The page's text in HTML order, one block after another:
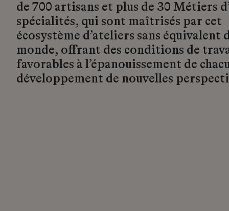
de 700 artisans et plus de 30 Métiers
spécialités, qui sont maîtrisés par cet
écosystème d’ateliers sans équivalent
monde, offrant des conditions de
favorables à l’épanouissement de
développement de nouvelles